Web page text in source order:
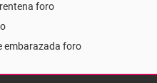
foro
embarazada foro